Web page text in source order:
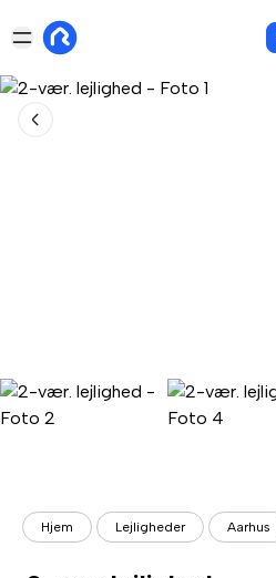
Hjem Lejligheder Aarhus